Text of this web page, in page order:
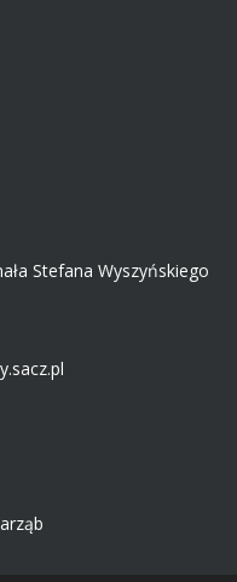
Stefana Wyszyńskiego